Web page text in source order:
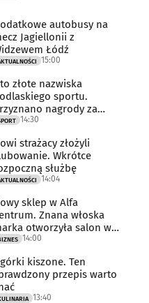
autobusy na
Jagiellonii z
Łódź
15:00
złote nazwiska
sportu.
nagrody za
rok
14:30
strażacy złożyli
Wkrótce
służbę
14:04
sklep w Alfa
Znana włoska
otworzyła salon w
14:00
kiszone. Ten
przepis warto
13:40